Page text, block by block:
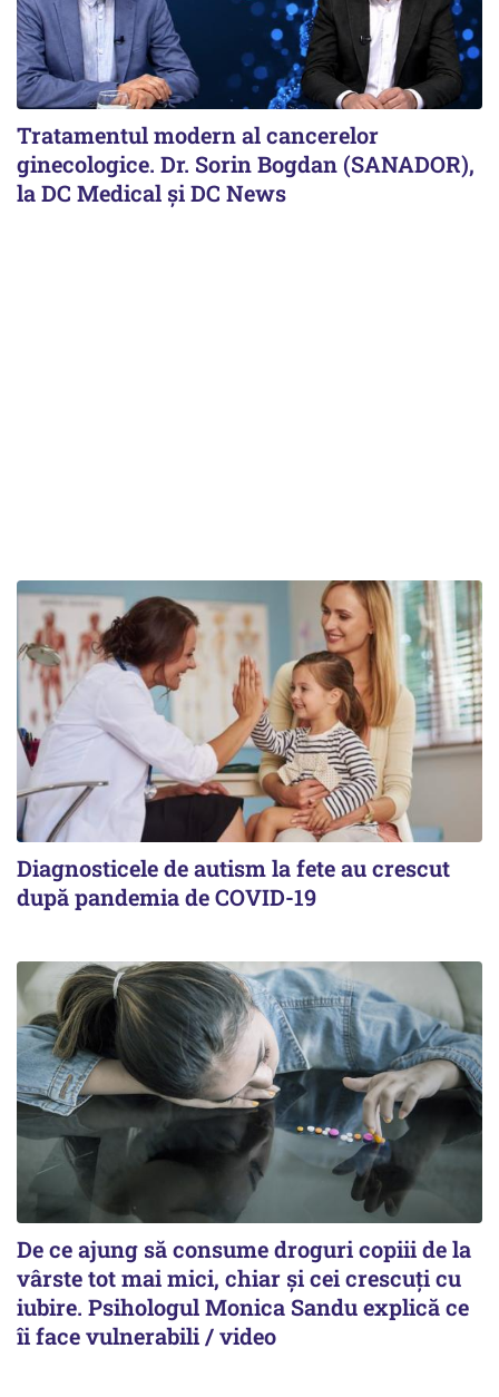
Tratamentul modern al cancerelor
ginecologice. Dr. Sorin Bogdan (SANADOR),
la DC Medical și DC News
Diagnosticele de autism la fete au crescut
după pandemia de COVID-19
De ce ajung să consume droguri copiii de la
vârste tot mai mici, chiar și cei crescuți cu
iubire. Psihologul Monica Sandu explică ce
îi face vulnerabili / video